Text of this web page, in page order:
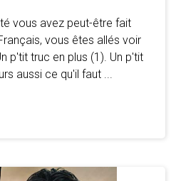
vous avez peut-être fait
vous êtes allés voir
p'tit truc en plus (1). Un p'tit
aussi ce qu'il faut ...